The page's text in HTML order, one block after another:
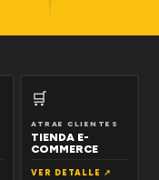
🛒
ATRAE CLIENTES
TIENDA E-
COMMERCE
VER DETALLE ↗